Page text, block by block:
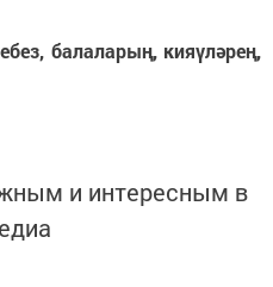
балаларың, кияүләрең,
и интересным в